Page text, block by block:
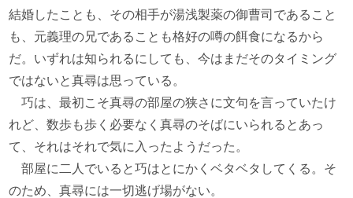
結婚したことも、その相手が湯浅製薬の御曹司であること
も、元義理の兄であることも格好の噂の餌食になるから
だ。いずれは知られるにしても、今はまだそのタイミング
ではないと真尋は思っている。
巧は、最初こそ真尋の部屋の狭さに文句を言っていたけ
れど、数歩も歩く必要なく真尋のそばにいられるとあっ
て、それはそれで気に入ったようだった。
部屋に二人でいると巧はとにかくベタベタしてくる。そ
のため、真尋には一切逃げ場がない。